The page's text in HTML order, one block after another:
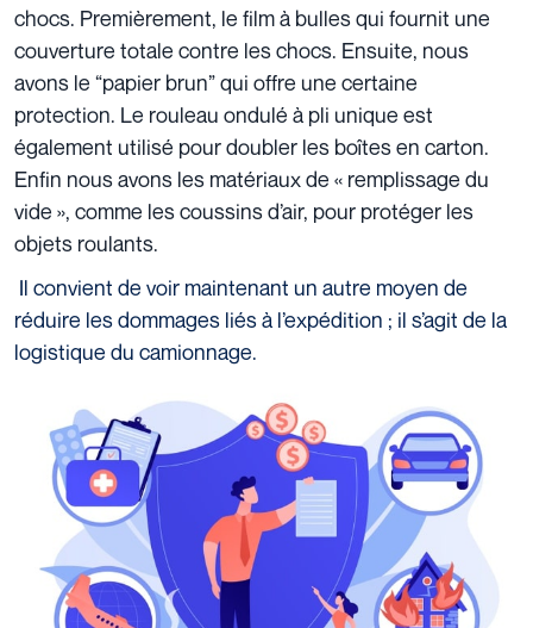
chocs. Premièrement, le film à bulles qui fournit une
couverture totale contre les chocs. Ensuite, nous
avons le “papier brun” qui offre une certaine
protection. Le rouleau ondulé à pli unique est
également utilisé pour doubler les boîtes en carton.
Enfin nous avons les matériaux de « remplissage du
vide », comme les coussins d’air, pour protéger les
objets roulants.
Il convient de voir maintenant un autre moyen de
réduire les dommages liés à l’expédition ; il s’agit de la
logistique du camionnage.